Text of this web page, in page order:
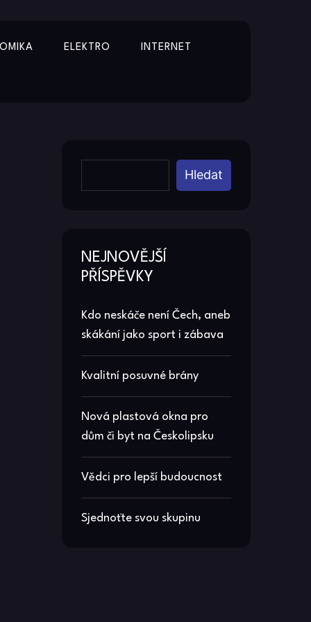
ELEKTRO INTERNET
Hledat
NEJNOVĚJŠÍ
PŘÍSPĚVKY
Kdo neskáče není Čech, aneb
skákání jako sport i zábava
Kvalitní posuvné brány
Nová plastová okna pro
dům či byt na Českolipsku
Vědci pro lepší budoucnost
Sjednoťte svou skupinu